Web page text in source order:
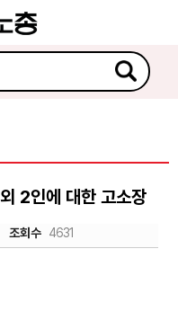
2인에 대한 고소장
조회수 4631
북5
북5